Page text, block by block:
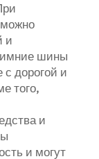
и
шины
дорогой и
того,
и
и могут